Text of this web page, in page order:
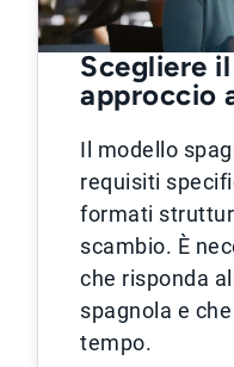
Scegliere
approccio
Il modello
requisiti
formati
scambio. È
che risponda
spagnola e
tempo.